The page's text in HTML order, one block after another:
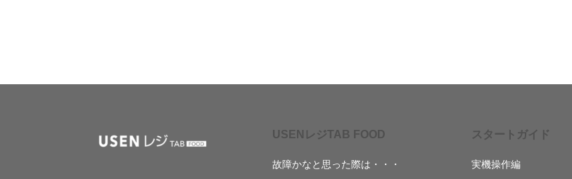
USENレジTAB FOOD
故障かなと思った際は・・・
スタートガイド
実機操作編